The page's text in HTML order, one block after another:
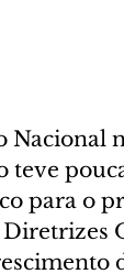
Nacional
para o